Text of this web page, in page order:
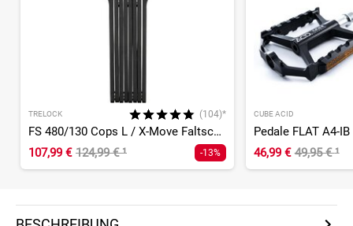
TRELOCK (104)*
FS 480/130 Cops L / X-Move Faltschloss
107,99 € 124,99 €¹ -13%
CUBE ACID
Pedale FLAT A4-
46,99 € 49,95 €¹